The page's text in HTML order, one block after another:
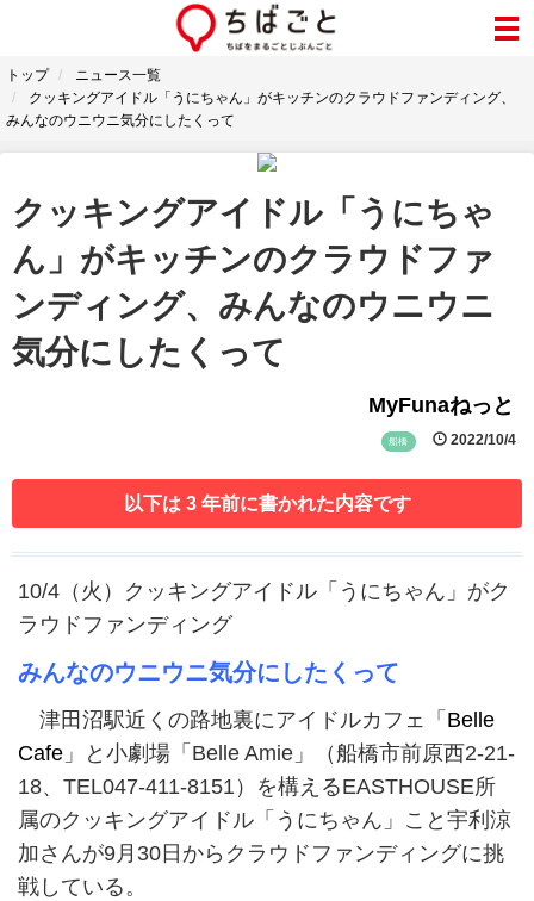
トップ
ニュース一覧
クッキングアイドル「うにちゃん」がキッチンのクラウドファンディング、
みんなのウニウニ気分にしたくって
クッキングアイドル「うにちゃ
ん」がキッチンのクラウドファ
ンディング、みんなのウニウニ
気分にしたくって
MyFunaねっと
船橋 2022/10/4
以下は 3 年前に書かれた内容です
10/4（火）クッキングアイドル「うにちゃん」がク
ラウドファンディング
みんなのウニウニ気分にしたくって
津田沼駅近くの路地裏にアイドルカフェ「 Belle
Cafe 」と小劇場「Belle Amie」（船橋市前原西2-21-
18、TEL047-411-8151）を構えるEASTHOUSE所
属のクッキングアイドル「うにちゃん」こと宇利涼
加さんが9月30日からクラウドファンディングに挑
戦している。